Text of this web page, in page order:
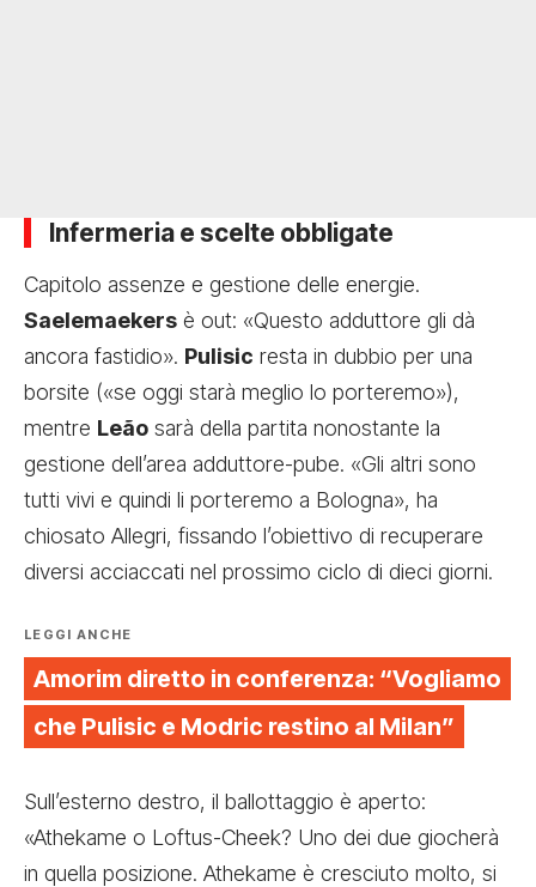
Infermeria e scelte obbligate
Capitolo assenze e gestione delle energie.
Saelemaekers è out: «Questo adduttore gli dà
ancora fastidio». Pulisic resta in dubbio per una
borsite («se oggi starà meglio lo porteremo»),
mentre Leão sarà della partita nonostante la
gestione dell’area adduttore-pube. «Gli altri sono
tutti vivi e quindi li porteremo a Bologna», ha
chiosato Allegri, fissando l’obiettivo di recuperare
diversi acciaccati nel prossimo ciclo di dieci giorni.
LEGGI ANCHE
Amorim diretto in conferenza: “Vogliamo
che Pulisic e Modric restino al Milan”
Sull’esterno destro, il ballottaggio è aperto:
«Athekame o Loftus-Cheek? Uno dei due giocherà
in quella posizione. Athekame è cresciuto molto, si